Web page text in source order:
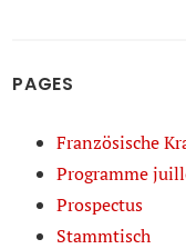
PAGES
Französische
Programme
Prospectus
Stammtisch